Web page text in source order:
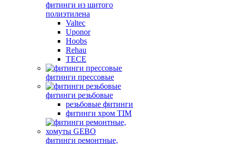
фитинги из шитого
полиэтилена
Valtec
Uponor
Hoobs
Rehau
TECE
фитинги прессовые
фитинги резьбовые
резьбовые фитинги
фитинги хром TIM
фитинги ремонтные,